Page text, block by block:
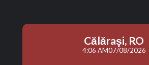
Călăraşi, RO
4:06 AM07/08/2026